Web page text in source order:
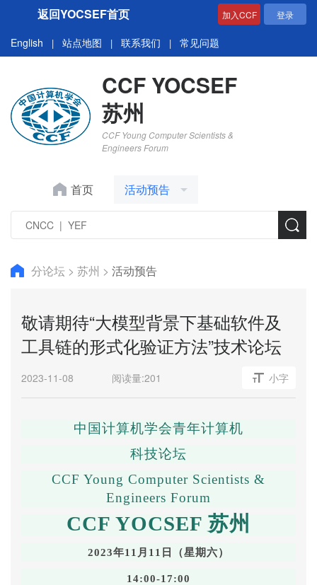
返回YOCSEF首页 加入CCF 登录
English | 站点地图 | 联系我们 | 常见问题
CCF YOCSEF
苏州
CCF Young Computer Scientists &
Engineers Forum
首页 活动预告
分论坛 > 苏州 > 活动预告
敬请期待“大模型背景下基础软件及
工具链的形式化验证方法”技术论坛
2023-11-08 阅读量:201 小字
中国计算机学会青年计算机
科技论坛
CCF Young Computer Scientists &
Engineers Forum
CCF YOCSEF 苏州
2023年1 1 月 11 日（星期六）
14:00-1 7:00